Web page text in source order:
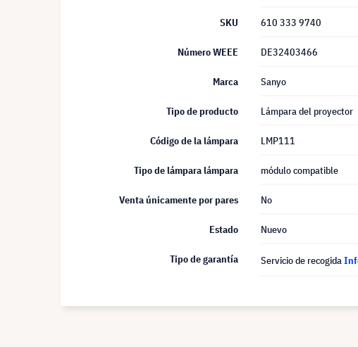
SKU 610 333 9740
Número WEEE DE32403466
Marca Sanyo
Tipo de producto Lámpara del proyector
Código de la lámpara LMP111
Tipo de lámpara lámpara módulo compatible
Venta únicamente por pares No
Estado Nuevo
Tipo de garantía Servicio de recogida